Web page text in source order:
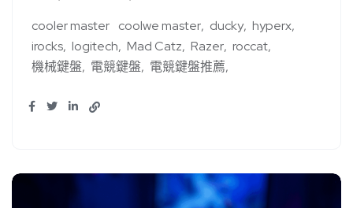
cooler master coolwe master ducky hyperx
irocks logitech Mad Catz Razer roccat
機械鍵盤 電競鍵盤 電競鍵盤推薦